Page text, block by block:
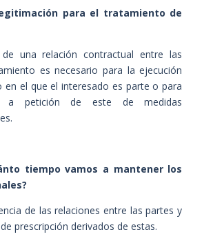
para el tratamiento de
una relación contractual entre las
es necesario para la ejecución
en el que el interesado es parte o para
a petición de este de medidas
tiempo vamos a mantener los
de las relaciones entre las partes y
prescripción derivados de estas.